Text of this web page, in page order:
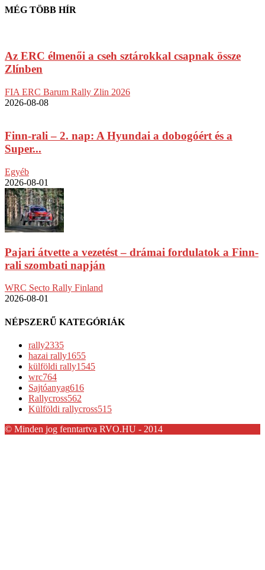
MÉG TÖBB HÍR
Az ERC élmenői a cseh sztárokkal csapnak össze
Zlínben
FIA ERC Barum Rally Zlin 2026
2026-08-08
Finn-rali – 2. nap: A Hyundai a dobogóért és a
Super...
Egyéb
2026-08-01
Pajari átvette a vezetést – drámai fordulatok a Finn-
rali szombati napján
WRC Secto Rally Finland
2026-08-01
NÉPSZERŰ KATEGÓRIÁK
rally2335
hazai rally1655
külföldi rally1545
wrc764
Sajtóanyag616
Rallycross562
Külföldi rallycross515
© Minden jog fenntartva RVO.HU - 2014